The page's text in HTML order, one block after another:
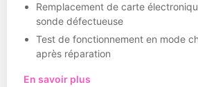
Remplacement de carte
sonde défectueuse
Test de fonctionnement en mode
après réparation
En savoir plus